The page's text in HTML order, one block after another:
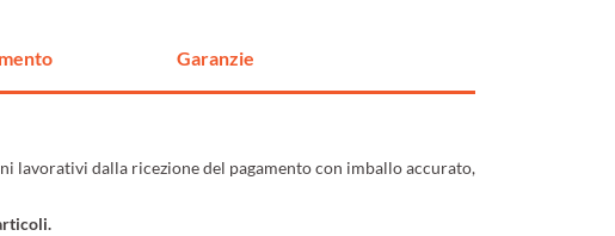
Garanzie
lavorativi dalla ricezione del pagamento con imballo accurato,